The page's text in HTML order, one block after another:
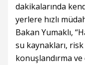
dakikalarında
yerlere hızlı
Bakan Yumaklı,
su kaynakları,
konuşlandırma